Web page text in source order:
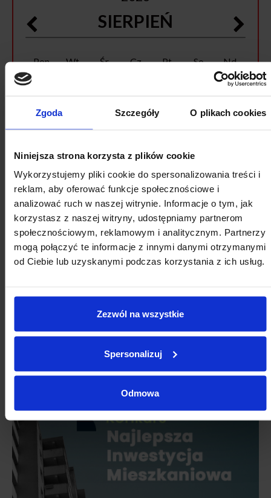
Zgoda Szczegóły O plikach cookies
Niniejsza strona korzysta z plików cookie
Wykorzystujemy pliki cookie do spersonalizowania treści i
reklam, aby oferować funkcje społecznościowe i
analizować ruch w naszej witrynie. Informacje o tym, jak
korzystasz z naszej witryny, udostępniamy partnerom
społecznościowym, reklamowym i analitycznym. Partnerzy
mogą połączyć te informacje z innymi danymi otrzymanymi
od Ciebie lub uzyskanymi podczas korzystania z ich usług.
Zezwól na wszystkie
Spersonalizuj
Odmowa
SIERPIEŃ
Pon Wt Śr Cz Pt So
Nd
2
3 8 9
10 11
17 18 19 20 21 22
24 25 26 27 28 29 30
31 1 2 3 4 5 6